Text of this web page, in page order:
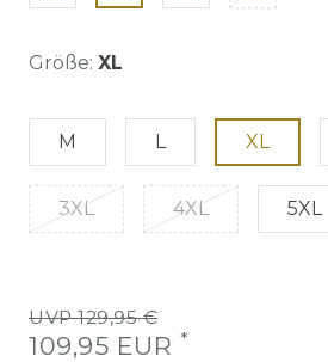
Größe: XL
M L XL
3XL 4XL 5XL
UVP 129,95 €
109,95 EUR *